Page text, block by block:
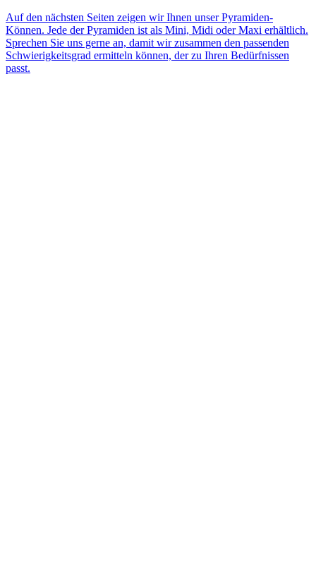
Auf den nächsten Seiten zeigen wir Ihnen unser Pyramiden-
Können. Jede der Pyramiden ist als Mini, Midi oder Maxi erhältlich.
Sprechen Sie uns gerne an, damit wir zusammen den passenden
Schwierigkeitsgrad ermitteln können, der zu Ihren Bedürfnissen
passt.